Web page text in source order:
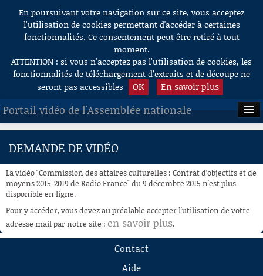
Aller au contenu
En poursuivant votre navigation sur ce site, vous acceptez
l’utilisation de cookies permettant d'accéder à certaines
fonctionnalités. Ce consentement peut être retiré à tout
moment.
ATTENTION : si vous n’acceptez pas l’utilisation de cookies, les
fonctionnalités de téléchargement d’extraits et de découpe ne
seront pas accessibles
OK En savoir plus
Portail vidéo de l'Assemblée nationale
ACCUEIL
À LA DEMANDE
RECHERCHE
AIDE À LA DÉCOUPE
DE VIDÉOS
DEMANDE DE VIDÉO
La vidéo "Commission des affaires culturelles : Contrat d’objectifs et de
moyens 2015-2019 de Radio France" du 9 décembre 2015 n'est plus
disponible en ligne.
Pour y accéder, vous devez au préalable accepter l'utilisation de votre
adresse mail par notre site : en savoir plus.
Contact
Aide